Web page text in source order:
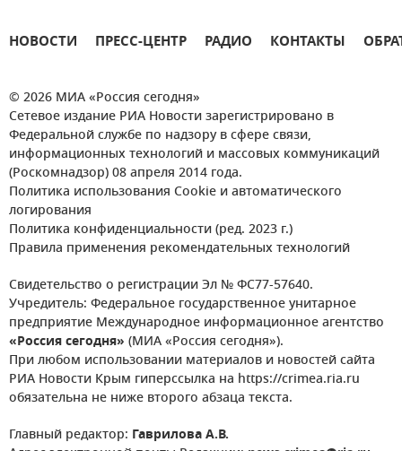
НОВОСТИ ПРЕСС-ЦЕНТР РАДИО КОНТАКТЫ
© 2026 МИА «Россия сегодня»
Сетевое издание РИА Новости зарегистрировано в
Федеральной службе по надзору в сфере связи,
информационных технологий и массовых коммуникаций
(Роскомнадзор) 08 апреля 2014 года.
Политика использования Cookie и автоматического
логирования
Политика конфиденциальности (ред. 2023 г.)
Правила применения рекомендательных технологий
Свидетельство о регистрации Эл № ФС77-57640.
Учредитель: Федеральное государственное унитарное
предприятие Международное информационное агентство
«Россия сегодня» (МИА «Россия сегодня»).
При любом использовании материалов и новостей сайта
РИА Новости Крым гиперссылка на https://crimea.ria.ru
обязательна не ниже второго абзаца текста.
Главный редактор: Гаврилова А.В.